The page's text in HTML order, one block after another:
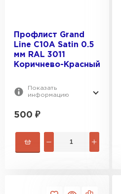
Профлист Grand
Line C10A Satin 0.5
мм RAL 3011
Коричнево-Красный
Показать
информацию
500 ₽